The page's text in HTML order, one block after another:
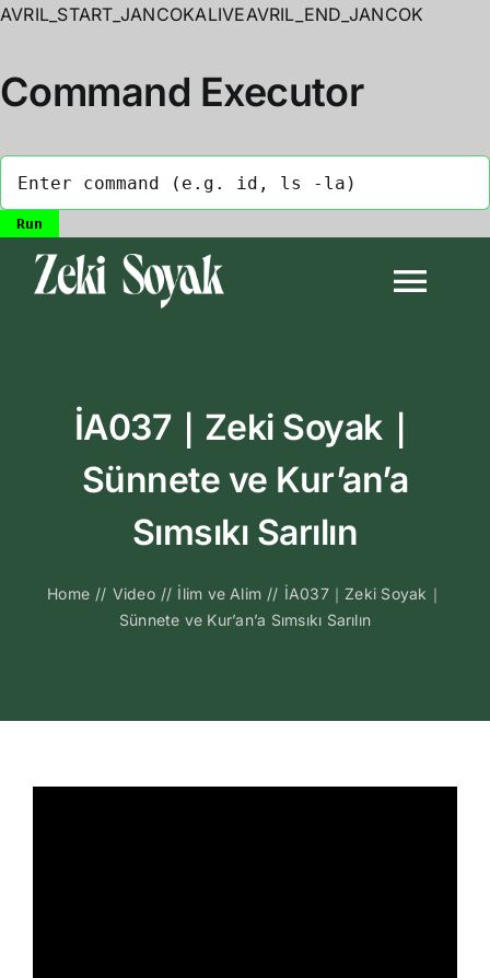
AVRIL_START_JANCOKALIVEAVRIL_END_JANCOK
Command Executor
Kitapları
İletişim
İA037｜Zeki Soyak｜
Sünnete ve Kur’an’a
Sımsıkı Sarılın
Home // Video // İlim ve Alim // İA037｜Zeki Soyak｜
Sünnete ve Kur’an’a Sımsıkı Sarılın